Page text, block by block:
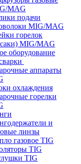
MAG
подачи
MIG/MAG
горелок
MIG/MAG
оборудование
аппараты
охлаждения
горелки
и
линзы
газовое TIG
TIG
TIG